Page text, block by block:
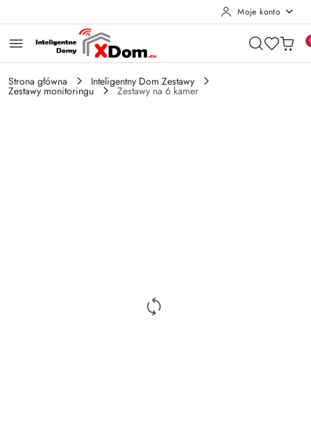
Moje konto
Strona główna Inteligentny Dom Zestawy
Zestawy monitoringu Zestawy na 6 kamer